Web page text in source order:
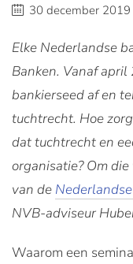
30 december 2019
Elke Nederlandse
Banken. Vanaf
bankierseed af en
tuchtrecht. Hoe
dat tuchtrecht en
organisatie? Om
van de
NVB-adviseur
Waarom een